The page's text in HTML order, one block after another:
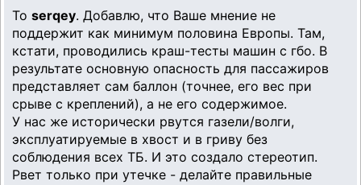
То serqey. Добавлю, что Ваше мнение не
поддержит как минимум половина Европы. Там,
кстати, проводились краш-тесты машин с гбо. В
результате основную опасность для пассажиров
представляет сам баллон (точнее, его вес при
срыве с креплений), а не его содержимое.
У нас же исторически рвутся газели/волги,
эксплуатируемые в хвост и в гриву без
соблюдения всех ТБ. И это создало стереотип.
Рвет только при утечке - делайте правильные